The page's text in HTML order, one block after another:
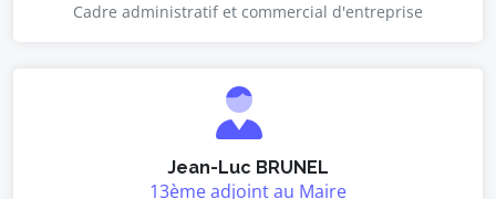
Cadre administratif et commercial d'entreprise
Jean-Luc BRUNEL
13ème adjoint au Maire